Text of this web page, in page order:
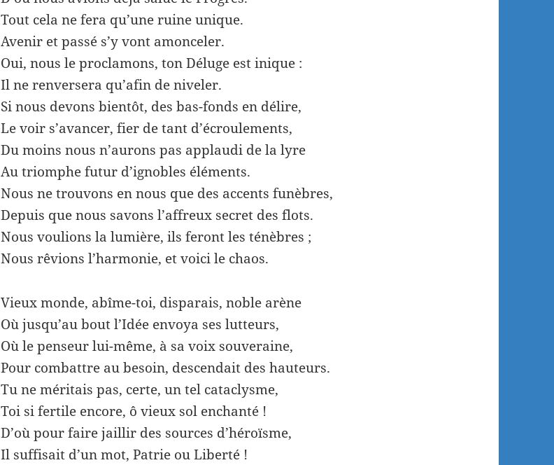
Tout cela ne fera qu’une ruine unique.
Avenir et passé s’y vont amonceler.
Oui, nous le proclamons, ton Déluge est inique :
Il ne renversera qu’afin de niveler.
Si nous devons bientôt, des bas-fonds en délire,
Le voir s’avancer, fier de tant d’écroulements,
Du moins nous n’aurons pas applaudi de la lyre
Au triomphe futur d’ignobles éléments.
Nous ne trouvons en nous que des accents funèbres,
Depuis que nous savons l’affreux secret des flots.
Nous voulions la lumière, ils feront les ténèbres ;
Nous rêvions l’harmonie, et voici le chaos.
Vieux monde, abîme-toi, disparais, noble arène
Où jusqu’au bout l’Idée envoya ses lutteurs,
Où le penseur lui-même, à sa voix souveraine,
Pour combattre au besoin, descendait des hauteurs.
Tu ne méritais pas, certe, un tel cataclysme,
Toi si fertile encore, ô vieux sol enchanté !
D’où pour faire jaillir des sources d’héroïsme,
Il suffisait d’un mot, Patrie ou Liberté !